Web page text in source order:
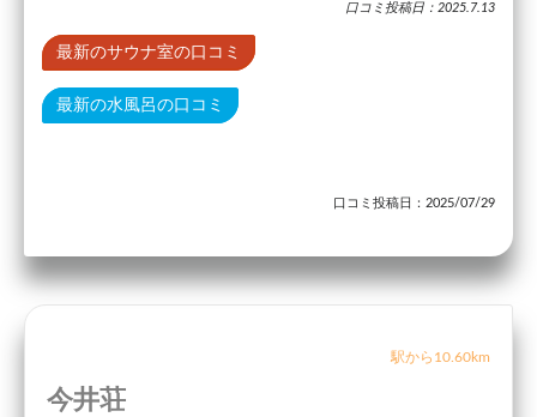
口コミ投稿日：2025.7.13
最新のサウナ室の口コミ
最新の水風呂の口コミ
口コミ投稿日：2025/07/29
駅から10.60km
今井荘